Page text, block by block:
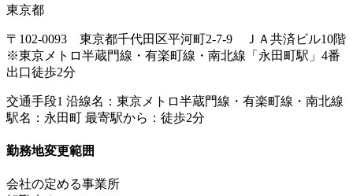
東京都
〒102-0093 東京都千代田区平河町2-7-9 ＪＡ共済ビル10階
※東京メトロ半蔵門線・有楽町線・南北線「永田町駅」4番
出口徒歩2分
交通手段1 沿線名：東京メトロ半蔵門線・有楽町線・南北線
駅名：永田町 最寄駅から：徒歩2分
勤務地変更範囲
会社の定める事業所